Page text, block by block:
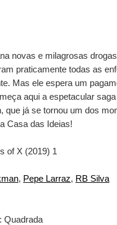
novas e milagrosas
praticamente todas as
Mas ele espera um
aqui a espetacular
que já se tornou um dos
Casa das Ideias!
of X (2019) 1
, Pepe Larraz, RB Silva
: Quadrada